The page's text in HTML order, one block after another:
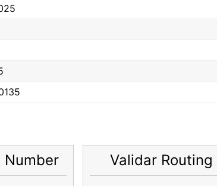
Number Validar